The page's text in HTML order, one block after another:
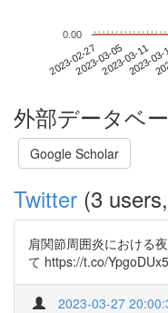
2023-02-272023-03-052023-03-11
2023-
0.00
外部データベ
Google Scholar
Twitter (3
肩関節周囲炎における
て https://t.co/
2023-03-27